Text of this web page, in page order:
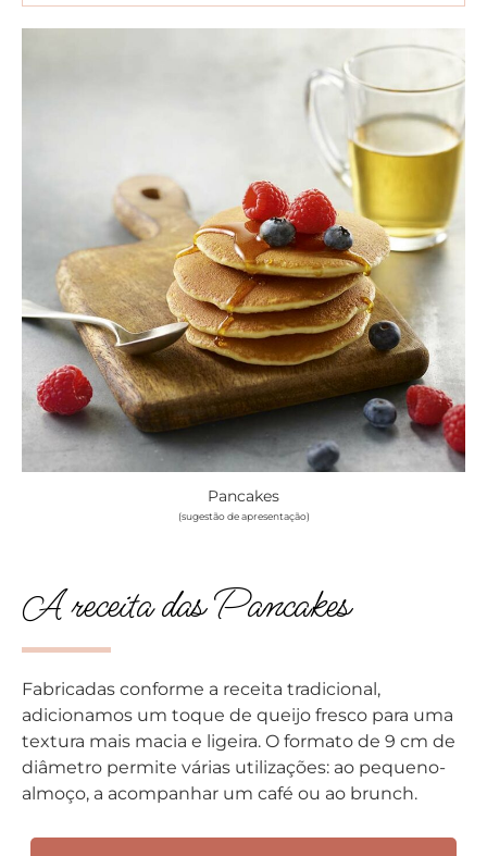
Pancakes
(sugestão de apresentação)
A receita das Pancakes
Fabricadas conforme a receita tradicional,
adicionamos um toque de queijo fresco para uma
textura mais macia e ligeira. O formato de 9 cm de
diâmetro permite várias utilizações: ao pequeno-
almoço, a acompanhar um café ou ao brunch.